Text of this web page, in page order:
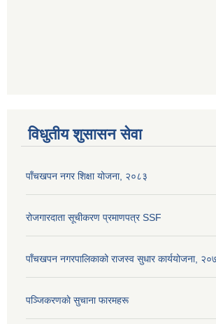
विधुतीय शुसासन सेवा
पाँचखपन नगर शिक्षा योजना, २०८३
रोजगारदाता सूचीकरण प्रमाणपत्र SSF
पाँचखपन नगरपालिकाको राजस्व सुधार कार्ययोजना,
पञ्जिकरणकाे सुचाना फारमहरू